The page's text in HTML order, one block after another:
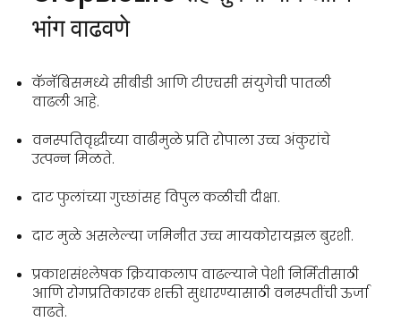
भांग वाढवणे
कॅनॅबिसमध्ये सीबीडी आणि टीएचसी संयुगेची पातळी
वाढली आहे.
वनस्पतिवृद्धीच्या वाढीमुळे प्रति रोपाला उच्च अंकुरांचे
उत्पन्न मिळते.
दाट फुलांच्या गुच्छांसह विपुल कळीची दीक्षा.
दाट मुळे असलेल्या जमिनीत उच्च मायकोरायझल बुरशी.
प्रकाशसंश्लेषक क्रियाकलाप वाढल्याने पेशी निर्मितीसाठी
आणि रोगप्रतिकारक शक्ती सुधारण्यासाठी वनस्पतींची ऊर्जा
वाढते.